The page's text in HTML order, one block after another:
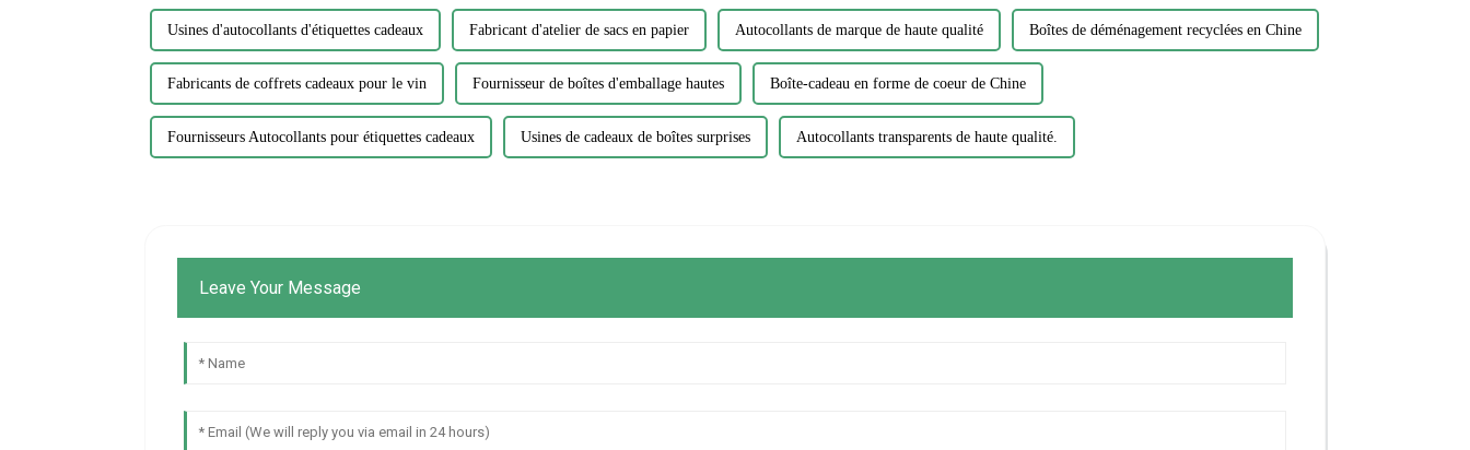
Usines d'autocollants d'étiquettes cadeaux Fabricant d'atelier de sacs en papier Autocollants de marque de haute qualité Boîtes de déménagement recyclées en Chine
Fabricants de coffrets cadeaux pour le vin Fournisseur de boîtes d'emballage hautes Boîte-cadeau en forme de coeur de Chine
Fournisseurs Autocollants pour étiquettes cadeaux Usines de cadeaux de boîtes surprises Autocollants transparents de haute qualité.
Leave Your Message